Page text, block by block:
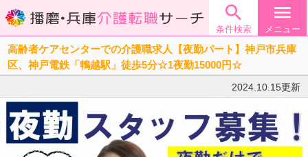

条件検索
menu
メニュー
高齢者ケアセンターでの介護職求人【夜勤パート】神戸市兵庫
区、神戸電鉄「鵯越駅」徒歩5分☆1夜勤15000円☆
2024.10.15更新